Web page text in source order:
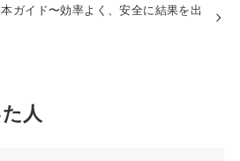
ガイド〜効率よく、安全に結果を出
人